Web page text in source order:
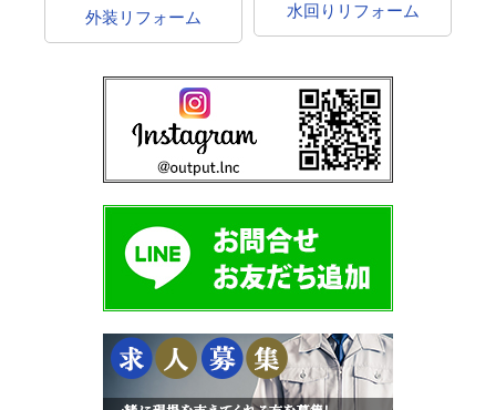
外装リフォーム 水回りリフォーム